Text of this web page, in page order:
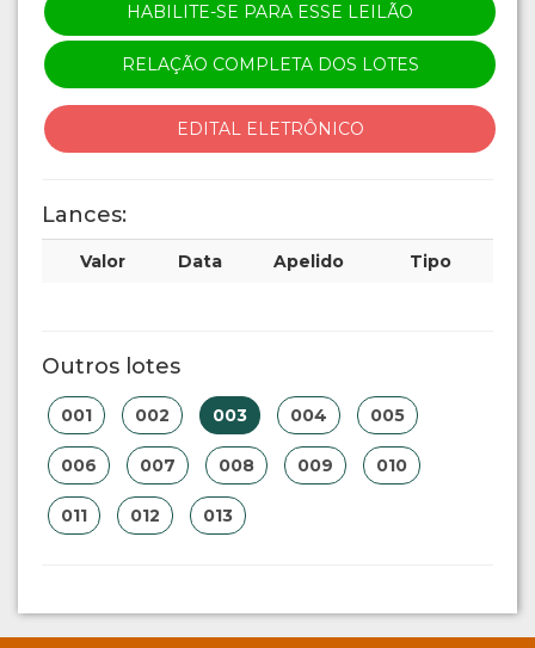
HABILITE-SE PARA ESSE LEILÃO
RELAÇÃO COMPLETA DOS LOTES
EDITAL ELETRÔNICO
Lances:
Valor Data Apelido Tipo
Outros lotes
001 002 003 004 005
006 007 008 009 010
011 012 013